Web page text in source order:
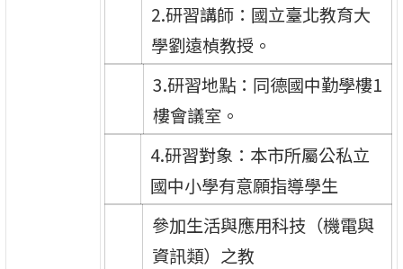
2.研習講師：國立臺北教育大
學劉遠楨教授。
3.研習地點：同德國中勤學樓1
樓會議室。
4.研習對象：本市所屬公私立
國中小學有意願指導學生
參加生活與應用科技（機電與
資訊類）之教